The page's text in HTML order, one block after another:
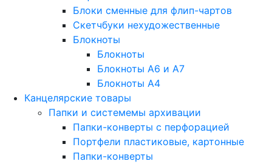
Блоки сменные для флип-чартов
Скетчбуки нехудожественные
Блокноты
Блокноты
Блокноты A6 и A7
Блокноты A4
Канцелярские товары
Папки и системемы архивации
Папки-конверты с перфорацией
Портфели пластиковые, картонные
Папки-конверты